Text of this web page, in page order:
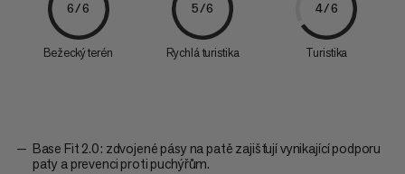
6/6
Bežecký terén
5/6
Rychlá turistika
4/6
Turistika
Base Fit 2.0: zdvojené pásy na patě zajišťují vynikající podporu
paty a prevenci proti puchýřům.